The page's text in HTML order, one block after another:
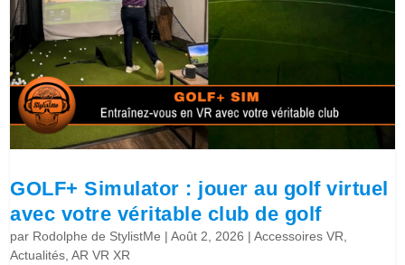
GOLF+ Simulator : jouer au golf virtuel
avec votre véritable club de golf
par Rodolphe de StylistMe |Août 2, 2026 |Accessoires VR
Actualités ,AR VR XR